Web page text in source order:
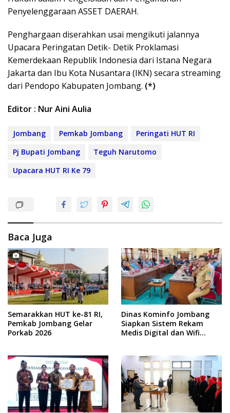
Penyelenggaraan ASSET DAERAH.
Penghargaan diserahkan usai mengikuti jalannya
Upacara Peringatan Detik- Detik Proklamasi
Kemerdekaan Republik Indonesia dari Istana Negara
Jakarta dan Ibu Kota Nusantara (IKN) secara streaming
dari Pendopo Kabupaten Jombang. (*)
Editor : Nur Aini Aulia
Jombang Pemkab Jombang
Peringati HUT RI
Pj Bupati Jombang
Teguh Narutomo
Upacara HUT RI Ke 79
Baca Juga
Semarakkan HUT ke-81 RI,
Pemkab Jombang Gelar
Porkab 2026
Dinas Kominfo Jombang
Siapkan Sistem Rekam
Medis Digital dan Wifi